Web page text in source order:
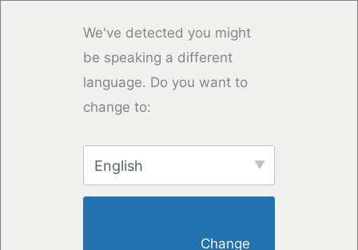
We've detected you might
be speaking a different
language. Do you want to
change to:
English